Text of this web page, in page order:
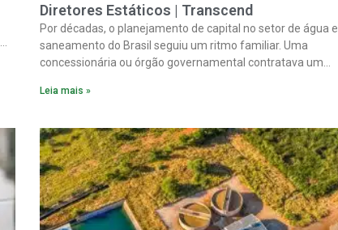
Diretores Estáticos | Transcend
Por décadas, o planejamento de capital no setor de água e
saneamento do Brasil seguiu um ritmo familiar. Uma
concessionária ou órgão governamental contratava um
Leia mais »